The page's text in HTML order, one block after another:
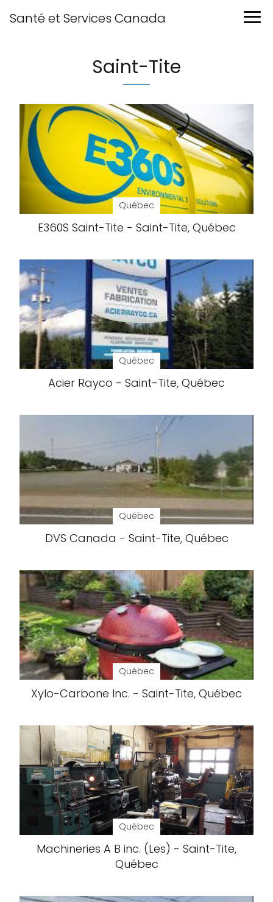
Santé et Services Canada
Saint-Tite
Québec
E360S Saint-Tite - Saint-Tite, Québec
Québec
Acier Rayco - Saint-Tite, Québec
Québec
DVS Canada - Saint-Tite, Québec
Québec
Xylo-Carbone Inc. - Saint-Tite, Québec
Québec
Machineries A B inc. (Les) - Saint-Tite,
Québec